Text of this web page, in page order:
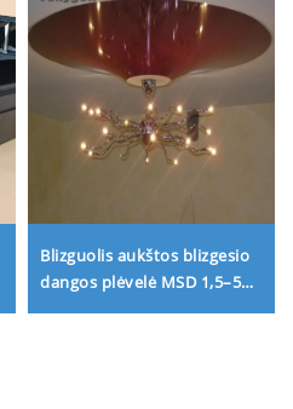
Blizguolis aukštos blizgesio
dangos plėvelė MSD 1,5–5
m, blizgi lubų plėvelė iš PVC